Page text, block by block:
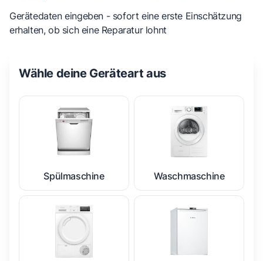
Gerätedaten eingeben - sofort eine erste Einschätzung
erhalten, ob sich eine Reparatur lohnt
Wähle deine Geräteart aus
Spülmaschine Waschmaschine